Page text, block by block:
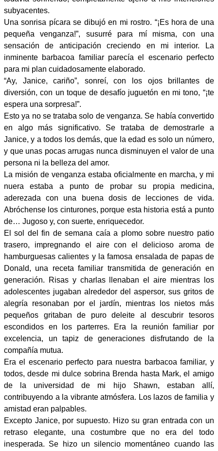
subyacentes.
Una sonrisa pícara se dibujó en mi rostro. “¡Es hora de una
pequeña venganza!”, susurré para mí misma, con una
sensación de anticipación creciendo en mi interior. La
inminente barbacoa familiar parecía el escenario perfecto
para mi plan cuidadosamente elaborado.
“Ay, Janice, cariño”, sonreí, con los ojos brillantes de
diversión, con un toque de desafío juguetón en mi tono, “¡te
espera una sorpresa!”.
Esto ya no se trataba solo de venganza. Se había convertido
en algo más significativo. Se trataba de demostrarle a
Janice, y a todos los demás, que la edad es solo un número,
y que unas pocas arrugas nunca disminuyen el valor de una
persona ni la belleza del amor.
La misión de venganza estaba oficialmente en marcha, y mi
nuera estaba a punto de probar su propia medicina,
aderezada con una buena dosis de lecciones de vida.
Abróchense los cinturones, porque esta historia está a punto
de… Jugoso y, con suerte, enriquecedor.
El sol del fin de semana caía a plomo sobre nuestro patio
trasero, impregnando el aire con el delicioso aroma de
hamburguesas calientes y la famosa ensalada de papas de
Donald, una receta familiar transmitida de generación en
generación. Risas y charlas llenaban el aire mientras los
adolescentes jugaban alrededor del aspersor, sus gritos de
alegría resonaban por el jardín, mientras los nietos más
pequeños gritaban de puro deleite al descubrir tesoros
escondidos en los parterres. Era la reunión familiar por
excelencia, un tapiz de generaciones disfrutando de la
compañía mutua.
Era el escenario perfecto para nuestra barbacoa familiar, y
todos, desde mi dulce sobrina Brenda hasta Mark, el amigo
de la universidad de mi hijo Shawn, estaban allí,
contribuyendo a la vibrante atmósfera. Los lazos de familia y
amistad eran palpables.
Excepto Janice, por supuesto. Hizo su gran entrada con un
retraso elegante, una costumbre que no era del todo
inesperada. Se hizo un silencio momentáneo cuando las